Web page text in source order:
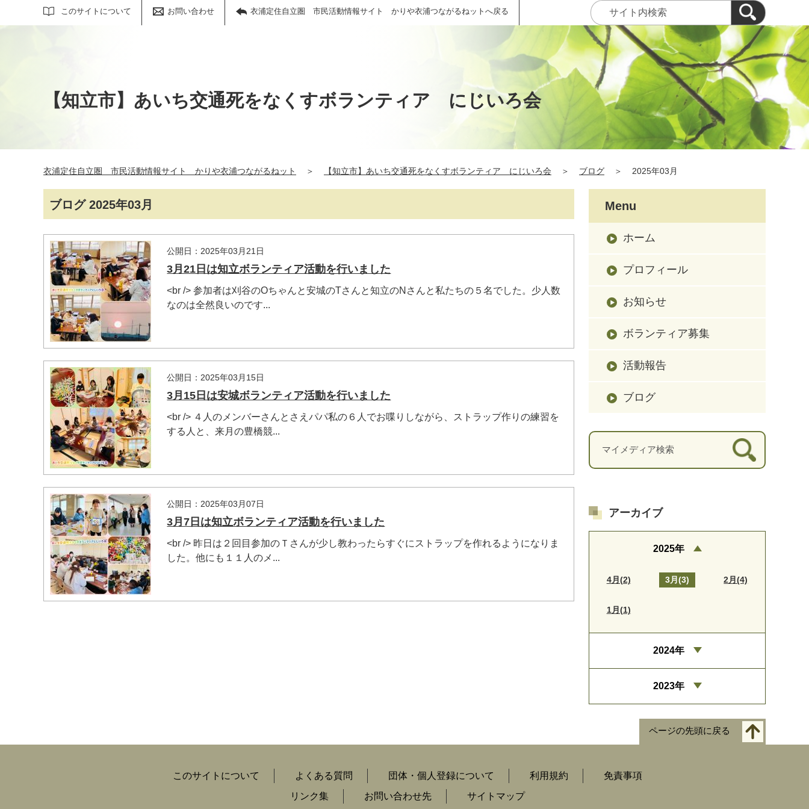
このサイトについて お問い合わせ 衣浦定住自立圏 市民活動情報サイト かりや衣浦つながるねットへ戻る
サイト内検索
【知立市】あいち交通死をなくすボランティア にじいろ会
衣浦定住自立圏 市民活動情報サイト かりや衣浦つながるねット ＞ 【知立市】あいち交通死をなくすボランティア にじいろ会 ＞ ブログ ＞ 2025年03月
ブログ 2025年03月
公開日：2025年03月21日
3月21日は知立ボランティア活動を行いました
<br /> 参加者は刈谷のOちゃんと安城のTさんと知立のNさんと私たちの５名でした。少人数
なのは全然良いのです...
公開日：2025年03月15日
3月15日は安城ボランティア活動を行いました
<br /> ４人のメンバーさんとさえパパ私の６人でお喋りしながら、ストラップ作りの練習を
する人と、来月の豊橋競...
公開日：2025年03月07日
3月7日は知立ボランティア活動を行いました
<br /> 昨日は２回目参加のＴさんが少し教わったらすぐにストラップを作れるようになりま
した。他にも１１人のメ...
Menu
ホーム
プロフィール
お知らせ
ボランティア募集
活動報告
ブログ
マイメディア検索
アーカイブ
2025年
4月(2) 3月(3) 2月(4)
1月(1)
2024年
2023年
ページの先頭に戻る
このサイトについて よくある質問 団体・個人登録について 利用規約
免責事項
リンク集
お問い合わせ先 サイトマップ